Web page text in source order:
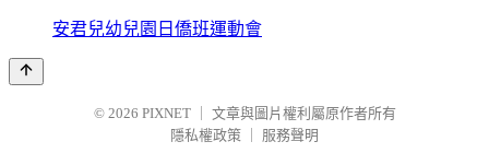
安君兒幼兒園日僑班運動會
© 2026 PIXNET
文章與圖片權利屬原作者所有
隱私權政策
服務聲明